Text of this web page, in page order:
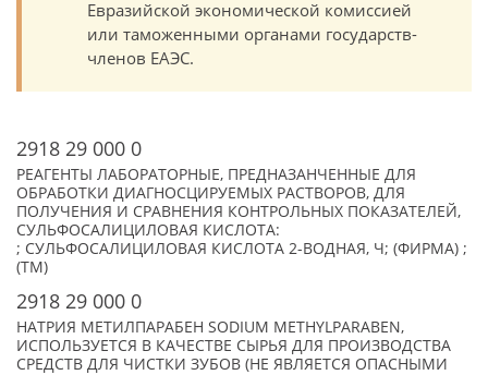
Евразийской экономической комиссией
или таможенными органами государств-
членов ЕАЭС.
2918 29 000 0
РЕАГЕНТЫ ЛАБОРАТОРНЫЕ, ПРЕДНАЗАНЧЕННЫЕ ДЛЯ
ОБРАБОТКИ ДИАГНОСЦИРУЕМЫХ РАСТВОРОВ, ДЛЯ
ПОЛУЧЕНИЯ И СРАВНЕНИЯ КОНТРОЛЬНЫХ ПОКАЗАТЕЛЕЙ,
СУЛЬФОСАЛИЦИЛОВАЯ КИСЛОТА:
; СУЛЬФОСАЛИЦИЛОВАЯ КИСЛОТА 2-ВОДНАЯ, Ч; (ФИРМА) ;
(TM)
2918 29 000 0
НАТРИЯ МЕТИЛПАРАБЕН SODIUM METHYLPARABEN,
ИСПОЛЬЗУЕТСЯ В КАЧЕСТВЕ СЫРЬЯ ДЛЯ ПРОИЗВОДСТВА
СРЕДСТВ ДЛЯ ЧИСТКИ ЗУБОВ (НЕ ЯВЛЯЕТСЯ ОПАСНЫМИ